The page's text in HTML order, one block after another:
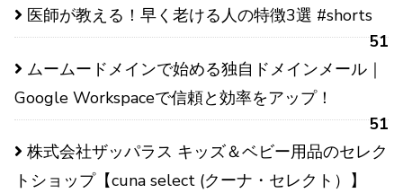
医師が教える！早く老ける人の特徴3選 #shorts
51
ムームードメインで始める独自ドメインメール｜
Google Workspaceで信頼と効率をアップ！
51
株式会社ザッパラス キッズ＆ベビー用品のセレク
トショップ【cuna select (クーナ・セレクト）】